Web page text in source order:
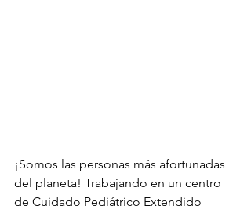
¡Somos las personas más afortunadas
del planeta! Trabajando en un centro
de Cuidado Pediátrico Extendido